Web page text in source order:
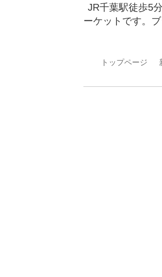
JR千葉駅徒歩5
ーケットです。
トップページ